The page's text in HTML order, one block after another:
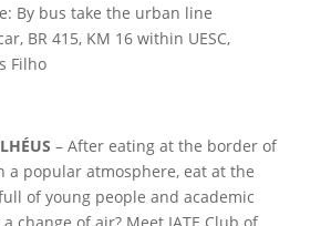
By bus take the urban line
BR 415, KM 16 within UESC,
Filho
– After eating at the border of
a popular atmosphere, eat at the
of young people and academic